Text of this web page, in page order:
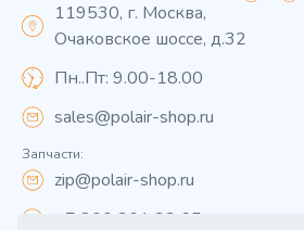
119530, г. Москва,
Очаковское шоссе, д.32
Пн..Пт: 9.00-18.00
sales@polair-shop.ru
Запчасти:
zip@polair-shop.ru
+7 800 301 33 65